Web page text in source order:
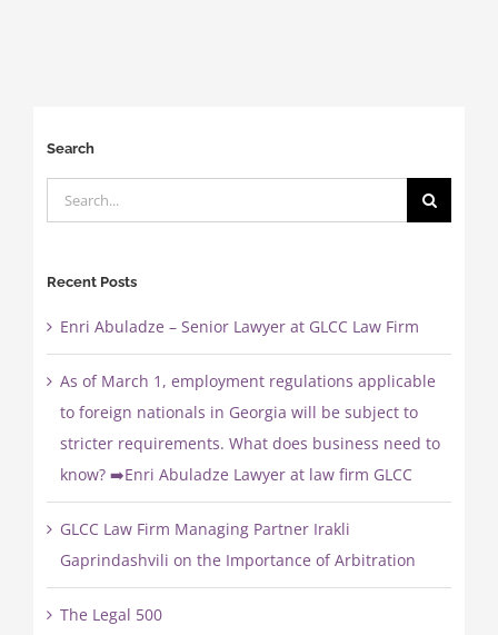
Search
Search
for:
Recent Posts
Enri Abuladze – Senior Lawyer at GLCC Law Firm
As of March 1, employment regulations applicable
to foreign nationals in Georgia will be subject to
stricter requirements. What does business need to
know? ➡️Enri Abuladze Lawyer at law firm GLCC
GLCC Law Firm Managing Partner Irakli
Gaprindashvili on the Importance of Arbitration
The Legal 500